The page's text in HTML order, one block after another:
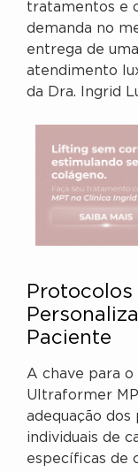
tratamentos e
demanda no
entrega de
atendimento
da Dra. Ingrid
Protocolos
Paciente
A chave para
Ultraformer
adequação dos
individuais de
específicas de